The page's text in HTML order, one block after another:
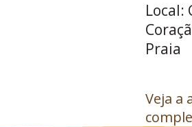
Local:
Praia
Veja a